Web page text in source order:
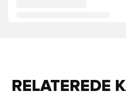
RELATEREDE